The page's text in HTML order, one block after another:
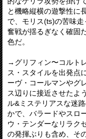
と機略縦横の遊撃性に
で、モリス(ts)の苦味
奮戦が揺るぎなく確固
色だ。
→グリフィン〜コルト
ス・スタイルを出発点
ーヴ・コールマンやグ
ス辺りに接近させたよ
ル&ミステリアスな迷
かで、バラードやスロ
ウ・テンダーなリラク
の発揮ぶりも含め、そ